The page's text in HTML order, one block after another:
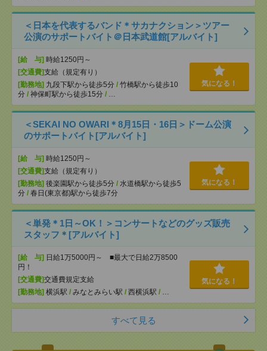
＜日本を代表するバンド＊サカナクション＞ツアー
公演のサポートバイト＠日本武道館[アルバイト]
[給 与] 時給1250円～
[交通費]支給（規定有り）
[勤務地] 九段下駅から徒歩5分 / 竹橋駅から徒歩10
分 / 神保町駅から徒歩15分 / …
気になる！
＜SEKAI NO OWARI＊8月15日・16日＞ドーム公演
のサポートバイト[アルバイト]
[給 与] 時給1250円～
[交通費]支給（規定有り）
[勤務地] 後楽園駅から徒歩5分 / 水道橋駅から徒歩5
分 / 春日(東京都)駅から徒歩7分
気になる！
＜単発＊1日～OK！＞コンサートなどのグッズ販売
スタッフ＊[アルバイト]
[給 与] 日給1万5000円～ ■最大で日給2万8500
円！
[交通費]交通費規定支給
[勤務地] 横浜駅 / みなとみらい駅 / 西横浜駅 / …
気になる！
すべて見る